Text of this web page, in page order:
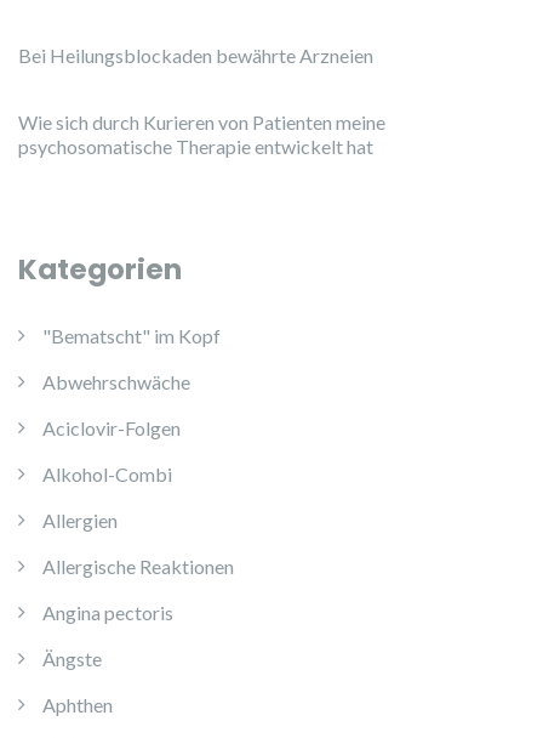
Bei Heilungsblockaden bewährte Arzneien
Wie sich durch Kurieren von Patienten meine
psychosomatische Therapie entwickelt hat
Kategorien
"Bematscht" im Kopf
Abwehrschwäche
Aciclovir-Folgen
Alkohol-Combi
Allergien
Allergische Reaktionen
Angina pectoris
Ängste
Aphthen